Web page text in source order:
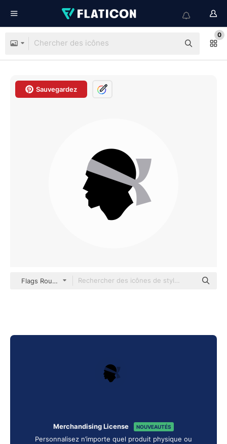
0
Sauvegardez
Flags Rounded
Merchandising License NOUVEAUTÉS
Personnalisez n’importe quel produit physique ou